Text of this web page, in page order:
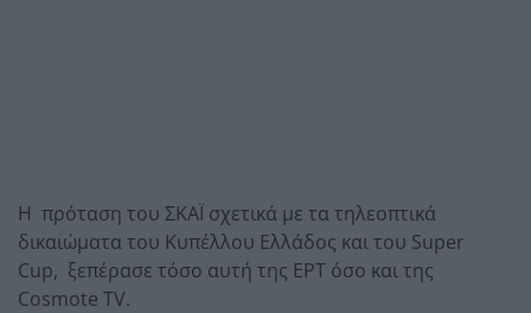
Η πρόταση του ΣΚΑΪ σχετικά με τα τηλεοπτικά
δικαιώματα του Κυπέλλου Ελλάδος και του Super
Cup, ξεπέρασε τόσο αυτή της ΕΡΤ όσο και της
Cosmote TV.